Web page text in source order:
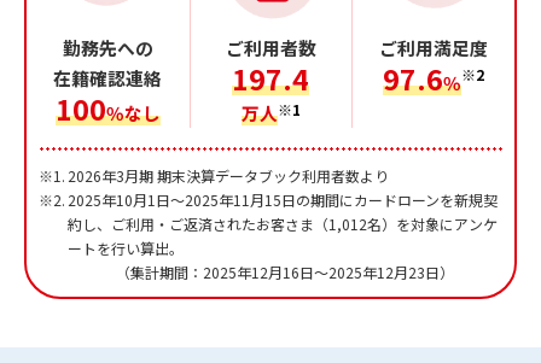
勤務先への
在籍確認連絡
100％なし
ご利用者数
197.4
万人※1
ご利用満足度
97.6％※2
※1. 2026年3月期 期末決算データブック利用者数より
※2. 2025年10月1日～2025年11月15日の期間にカードローンを新規契
約し、ご利用・ご返済されたお客さま（1,012名）を対象にアンケ
ートを行い算出。
（集計期間：2025年12月16日～2025年12月23日）